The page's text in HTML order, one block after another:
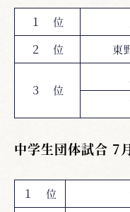
１ 位
２ 位
東
３ 位
中学生団体試合 7
１ 位